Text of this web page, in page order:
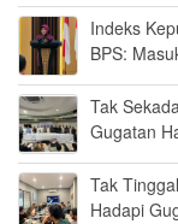
Indeks
BPS:
Tak
Gugatan
Tak
Hadapi